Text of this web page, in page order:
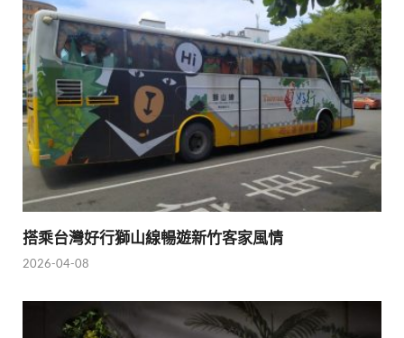
搭乘台灣好行獅山線暢遊新竹客家風情
2026-04-08